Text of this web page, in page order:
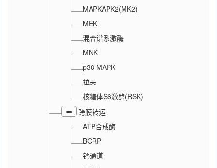
MAPKAPK2(MK2)
MEK
混合谱系激酶
MNK
p38 MAPK
拉夫
核糖体S6激酶(RSK)
跨膜转运
ATP合成酶
BCRP
钙通道